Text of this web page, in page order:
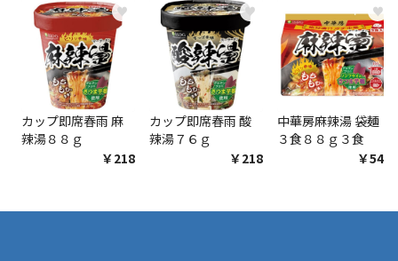
♥
カップ即席春雨 麻
辣湯８８ｇ
￥218
♥
カップ即席春雨 酸
辣湯７６ｇ
￥218
♥
中華房麻辣湯 袋麺
３食８８ｇ３食
￥548